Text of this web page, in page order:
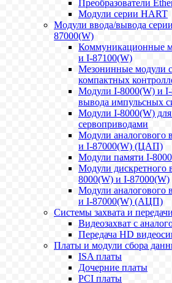
Преобразователи
Модули серии HART
Модули ввода/вывода
87000(W)
Коммуникационные
и I-87100(W)
Мезонинные модули
компактных
Модули I-8000(W) и I-
вывода импульсных
Модули I-8000(W)
сервоприводами
Модули аналогового
и I-87000(W) (ЦАП)
Модули памяти I-8000
Модули дискретного
8000(W) и I-87000(W)
Модули аналогового
и I-87000(W) (АЦП)
Системы захвата и
Видеозахват с
Передача HD
Платы и модули сбора
ISA платы
Дочерние платы
PCI платы